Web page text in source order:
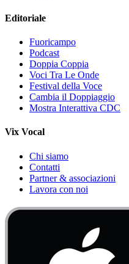
Editoriale
Fuoricampo
Podcast
Doppia Coppia
Voci Tra Le Onde
Festival della Voce
Cambia il Doppiaggio
Mostra Interattiva CDC
Vix Vocal
Chi siamo
Contatti
Partner & associazioni
Lavora con noi